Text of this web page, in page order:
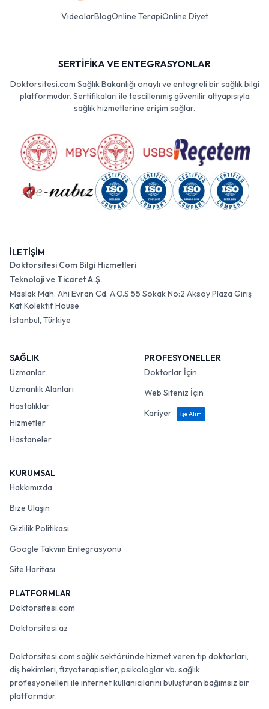
VideolarBlogOnline TerapiOnline Diyet
SERTİFİKA VE ENTEGRASYONLAR
Doktorsitesi.com Sağlık Bakanlığı onaylı ve entegreli bir sağlık bilgi
platformudur. Sertifikaları ile tescillenmiş güvenilir altyapısıyla
sağlık hizmetlerine erişim sağlar.
İLETİŞİM
Doktorsitesi Com Bilgi Hizmetleri
Teknoloji ve Ticaret A.Ş.
Maslak Mah. Ahi Evran Cd. A.O.S 55 Sokak No:2 Aksoy Plaza Giriş
Kat Kolektif House
İstanbul, Türkiye
SAĞLIK
Uzmanlar
Uzmanlık Alanları
Hastalıklar
Hizmetler
Hastaneler
PROFESYONELLER
Doktorlar İçin
Web Siteniz İçin
Kariyer
İşe Alım
KURUMSAL
Hakkımızda
Bize Ulaşın
Gizlilik Politikası
Google Takvim Entegrasyonu
Site Haritası
PLATFORMLAR
Doktorsitesi.com
Doktorsitesi.az
Doktorsitesi.com sağlık sektöründe hizmet veren tıp doktorları,
diş hekimleri, fizyoterapistler, psikologlar vb. sağlık
profesyonelleri ile internet kullanıcılarını buluşturan bağımsız bir
platformdur.